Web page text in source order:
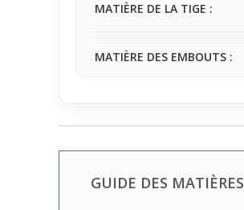
MATIÈRE DE LA TIGE :
MATIÈRE DES EMBOUTS :
GUIDE DES MATIÈRES